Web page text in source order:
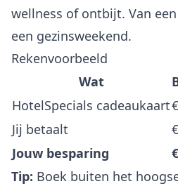
wellness of ontbijt. Van
een gezinsweekend.
Rekenvoorbeeld
Wat
HotelSpecials cadeaukaart
Jij betaalt
Jouw besparing
Tip: Boek buiten het